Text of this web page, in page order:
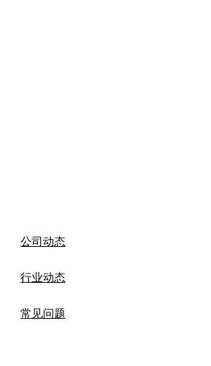
公司动态
行业动态
常见问题